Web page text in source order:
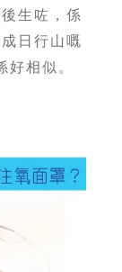
生咗，係
日行山嘅
相似。